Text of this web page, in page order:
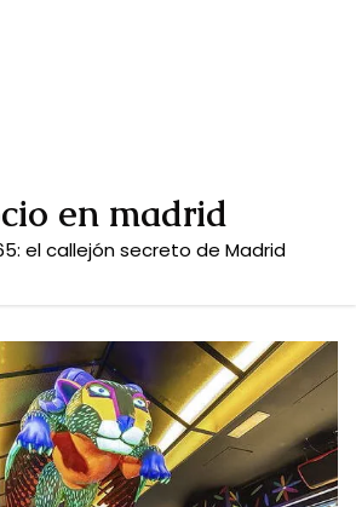
en madrid
el callejón secreto de Madrid